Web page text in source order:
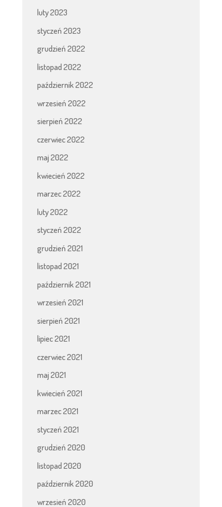
luty 2023
styczeń 2023
grudzień 2022
listopad 2022
październik 2022
wrzesień 2022
sierpień 2022
czerwiec 2022
maj 2022
kwiecień 2022
marzec 2022
luty 2022
styczeń 2022
grudzień 2021
listopad 2021
październik 2021
wrzesień 2021
sierpień 2021
lipiec 2021
czerwiec 2021
maj 2021
kwiecień 2021
marzec 2021
styczeń 2021
grudzień 2020
listopad 2020
październik 2020
wrzesień 2020